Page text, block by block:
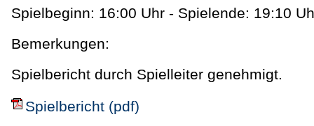
Spielbeginn: 16:00 Uhr - Spielende: 19:10
Bemerkungen:
Spielbericht durch Spielleiter genehmigt.
Spielbericht (pdf)